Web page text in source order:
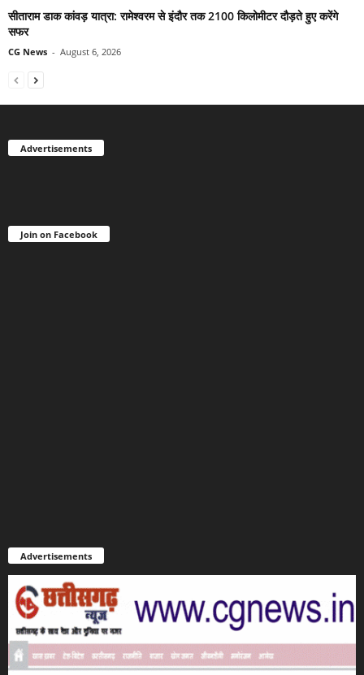
सीताराम डाक कांवड़ यात्रा: रामेश्वरम से इंदौर तक 2100 किलोमीटर दौड़ते हुए करेंगे
सफर
CG News - August 6, 2026
Advertisements
Join on Facebook
Advertisements